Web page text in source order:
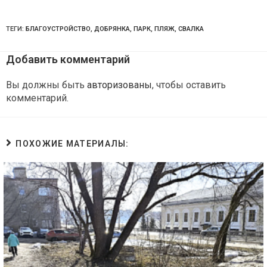
ТЕГИ: БЛАГОУСТРОЙСТВО, ДОБРЯНКА, ПАРК, ПЛЯЖ, СВАЛКА
Добавить комментарий
Вы должны быть авторизованы, чтобы оставить
комментарий.
ПОХОЖИЕ МАТЕРИАЛЫ: